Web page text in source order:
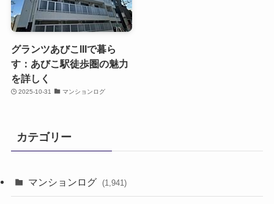
グランツあびこIIIで暮ら
す：あびこ駅徒歩圏の魅力
を詳しく
2025-10-31 マンションログ
カテゴリー
マンションログ (1,941)